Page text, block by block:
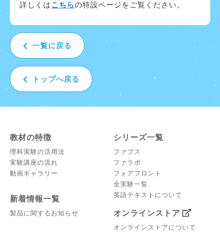
詳しくはこちらの特設ページをご覧ください。
一覧に戻る
トップへ戻る
教材の特徴
理科実験の活用法
実験講座の流れ
動画ギャラリー
新着情報一覧
製品に関するお知らせ
シリーズ一覧
ファブス
ファラボ
フォアフロント
全実験一覧
英語テキストについて
オンラインストア
オンラインストアについて